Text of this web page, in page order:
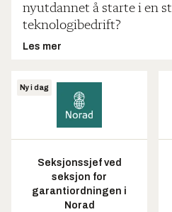
nyutdannet å starte i en
teknologibedrift?
Les mer
Ny i dag
Seksjonssjef ved
seksjon for
garantiordningen i
Norad